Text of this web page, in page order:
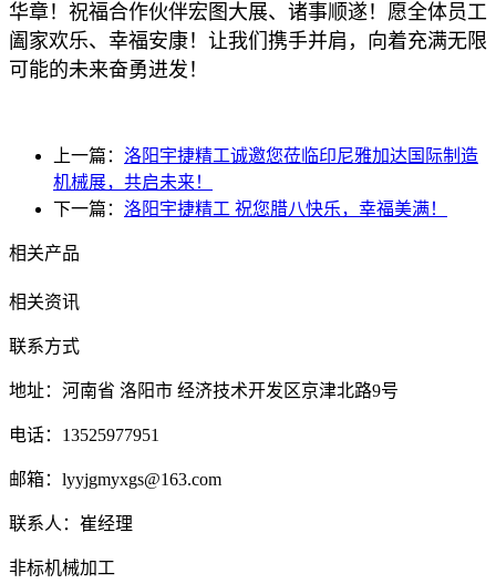
华章！祝福合作伙伴宏图大展、诸事顺遂！愿全体员工
阖家欢乐、幸福安康！让我们携手并肩，向着充满无限
可能的未来奋勇进发！
上一篇： 洛阳宇捷精工诚邀您莅临印尼雅加达国际制造
机械展，共启未来！
下一篇： 洛阳宇捷精工 祝您腊八快乐，幸福美满！
相关产品
相关资讯
联系方式
地址：河南省 洛阳市 经济技术开发区京津北路9号
电话：13525977951
邮箱：lyyjgmyxgs@163.com
联系人：崔经理
非标机械加工